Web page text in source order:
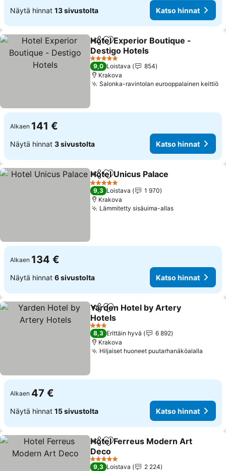
Näytä hinnat 13 sivustolta Katso hinnat
Jaa Lisää suosikkeihin
Hotel Experior Boutique -
Destigo Hotels
Katso hinnat
5 Tähtiluokitus
9,0 Loistava
854
Krakova
Salonka-ravintolan eurooppalainen keittiö
Alkaen 141 €
Näytä hinnat 3 sivustolta Katso hinnat
Jaa Lisää suosikkeihin
Hotel Unicus Palace
5 Tähtiluokitus
9,3 Loistava
1 970
Krakova
Lämmitetty sisäuima-allasKatso hinnat
Alkaen 134 €
Näytä hinnat 6 sivustolta Katso hinnat
Jaa Lisää suosikkeihin
Yarden Hotel by Artery
Hotels
Katso hinnat
3 Tähtiluokitus
8,3 Erittäin hyvä
6 892
Krakova
Hiljaiset huoneet puutarhanäköalalla
Alkaen 47 €
Näytä hinnat 15 sivustolta Katso hinnat
Jaa Lisää suosikkeihin
Hotel Ferreus Modern Art
Deco
Katso hinnat
5 Tähtiluokitus
9,3 Loistava
2 224